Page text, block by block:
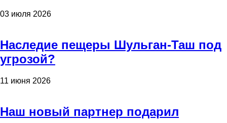
03 июля 2026
Наследие пещеры Шульган-Таш под
угрозой?
11 июня 2026
Наш новый партнер подарил